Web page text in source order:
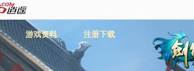
游戏资料 注册下载